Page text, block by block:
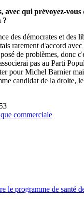
avec qui prévoyez-vous
?
des démocrates et des
rarement d'accord avec
de problèmes, donc
pas au Parti
pour Michel Barnier
candidat de la droite,
commerciale
le programme de santé